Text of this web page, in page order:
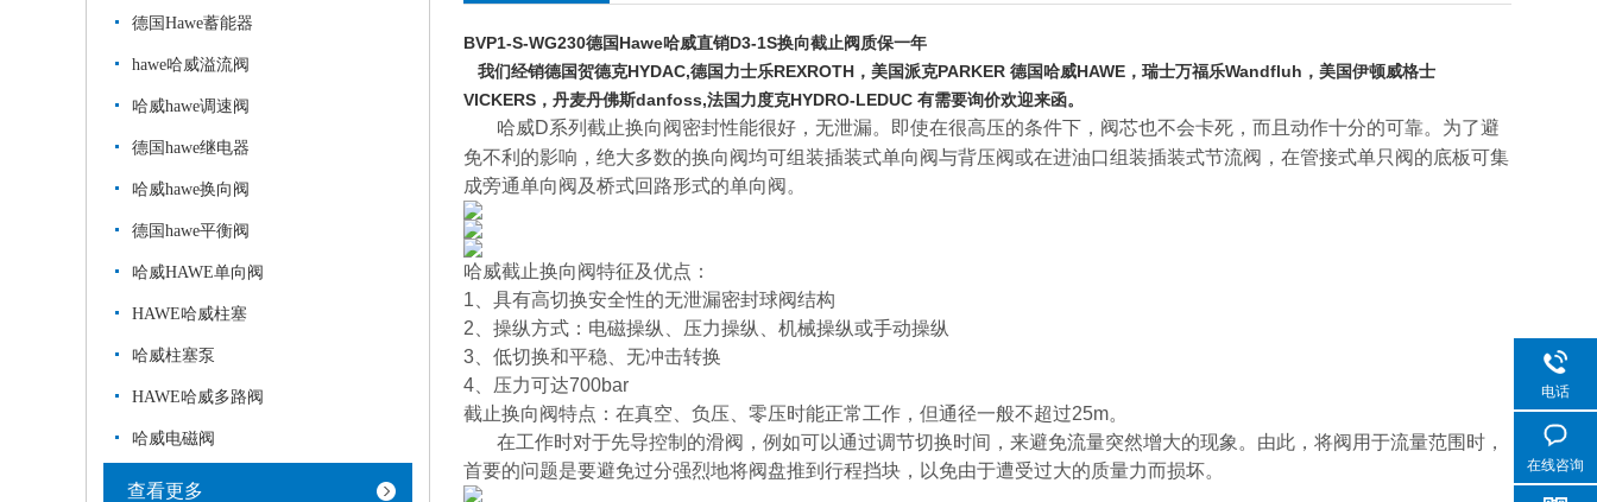
德国Hawe蓄能器
hawe哈威溢流阀
哈威hawe调速阀
德国hawe继电器
哈威hawe换向阀
德国hawe平衡阀
哈威HAWE单向阀
HAWE哈威柱塞
哈威柱塞泵
HAWE哈威多路阀
哈威电磁阀
查看更多
BVP1-S-WG230德国Hawe哈威直销D3-1S换向截止阀质保一年
我们经销德国贺德克HYDAC,德国力士乐REXROTH，美国派克PARKER 德国哈威HAWE，瑞士万福乐Wandfluh，美国伊顿威格士
VICKERS，丹麦丹佛斯danfoss,法国力度克HYDRO-LEDUC 有需要询价欢迎来函。
哈威D系列截止换向阀密封性能很好，无泄漏。即使在很高压的条件下，阀芯也不会卡死，而且动作十分的可靠。为了避
免不利的影响，绝大多数的换向阀均可组装插装式单向阀与背压阀或在进油口组装插装式节流阀，在管接式单只阀的底板可集
成旁通单向阀及桥式回路形式的单向阀。
哈威截止换向阀特征及优点：
1、具有高切换安全性的无泄漏密封球阀结构
2、操纵方式：电磁操纵、压力操纵、机械操纵或手动操纵
3、低切换和平稳、无冲击转换
4、压力可达700bar
截止换向阀特点：在真空、负压、零压时能正常工作，但通径一般不超过25m。
在工作时对于先导控制的滑阀，例如可以通过调节切换时间，来避免流量突然增大的现象。由此，将阀用于流量范围时，
首要的问题是要避免过分强烈地将阀盘推到行程挡块，以免由于遭受过大的质量力而损坏。
电话
在线咨询